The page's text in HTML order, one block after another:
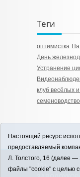
Теги
оптимистка
День
Устранение
клуб весёлых
семеноводство
12+
Настоящий ресурс
предоставляемый
Л. Толстого, 16 (далее —
файлы "cookie" с целью